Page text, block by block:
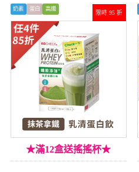
限時 95 折
奶素 蛋白 高纖
★滿12盒送搖搖杯★